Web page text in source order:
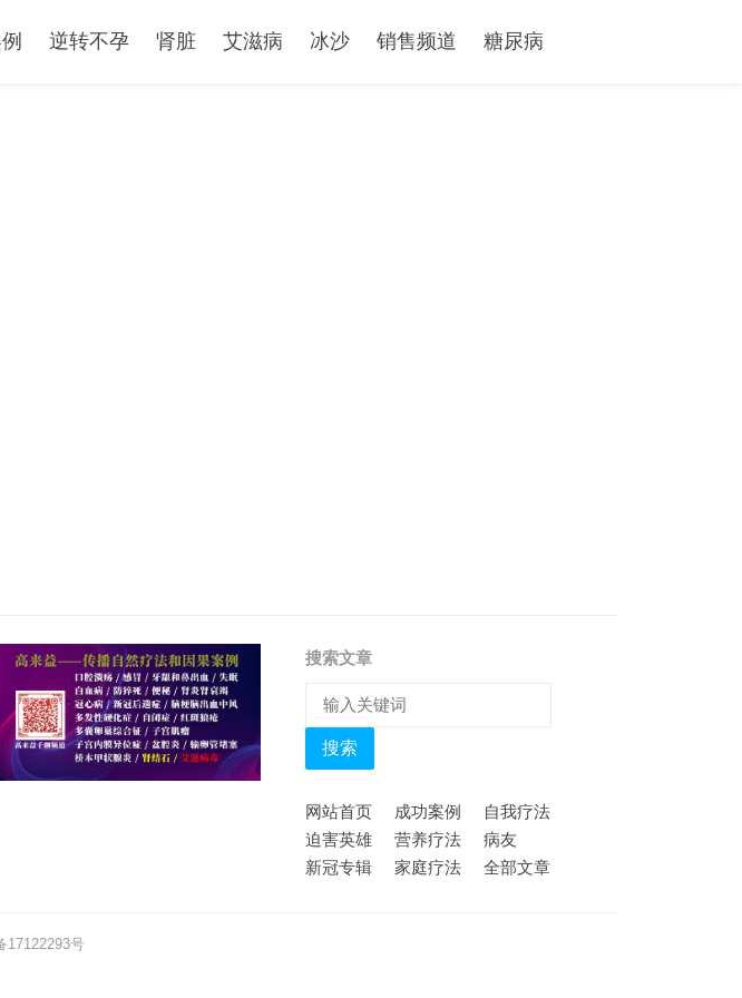
逆转不孕 肾脏 艾滋病 冰沙 销售频道 糖尿病
搜索文章
搜索
网站首页 成功案例
自我疗法
迫害英雄
营养疗法
病友
新冠专辑
家庭疗法 全部文章
17122293号